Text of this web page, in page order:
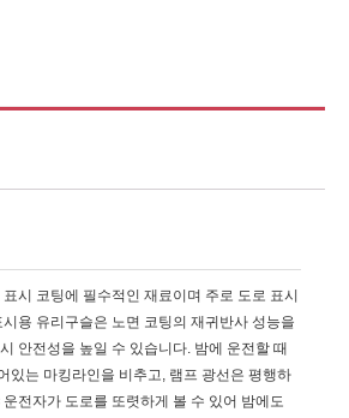
시 코팅에 필수적인 재료이며 주로 도로 표시
용 유리구슬은 노면 코팅의 재귀반사 성능을
안전성을 높일 수 있습니다. 밤에 운전할 때
있는 마킹라인을 비추고, 램프 광선은 평행하
전자가 도로를 또렷하게 볼 수 있어 밤에도